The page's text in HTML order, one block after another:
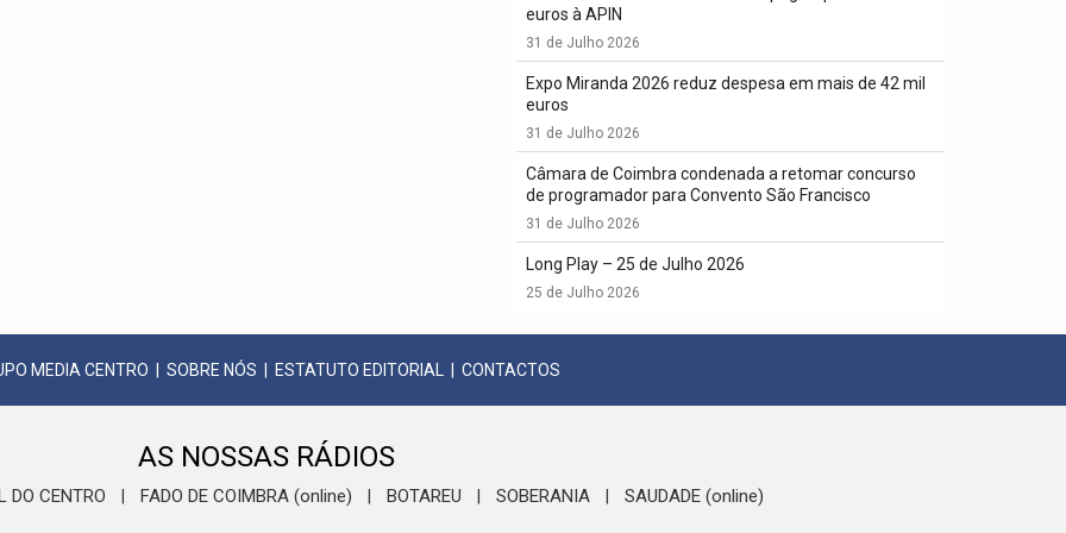
euros à APIN
31 de Julho 2026
Expo Miranda 2026 reduz despesa em mais de 42 mil
euros
31 de Julho 2026
Câmara de Coimbra condenada a retomar concurso
de programador para Convento São Francisco
31 de Julho 2026
Long Play – 25 de Julho 2026
25 de Julho 2026
MEDIA CENTRO SOBRE NÓS ESTATUTO EDITORIAL CONTACTOS
AS NOSSAS RÁDIOS
DO CENTRO FADO DE COIMBRA (online) BOTAREU SOBERANIA SAUDADE (online)